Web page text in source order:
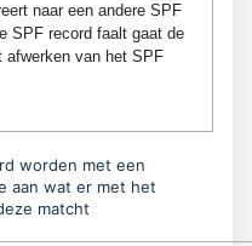
naar een andere SPF
SPF record faalt gaat de
afwerken van het SPF
worden met een
aan wat er met het
matcht